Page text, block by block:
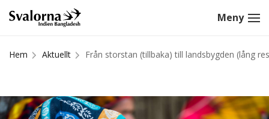
Hem Aktuellt Från storstan (tillbaka) till landsbygden (lång